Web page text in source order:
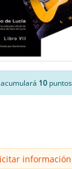
10 puntos
información